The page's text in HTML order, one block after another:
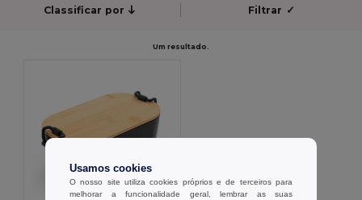
Classificar por Filtrar ✓
Um resultado.
Usamos cookies
O nosso site utiliza cookies próprios e de terceiros para
melhorar a funcionalidade geral, lembrar as suas